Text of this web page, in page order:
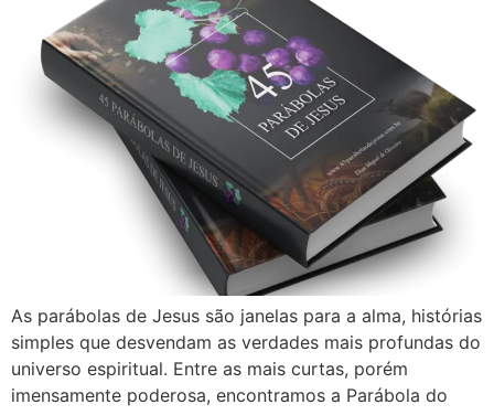
As parábolas de Jesus são janelas para a alma, histórias
simples que desvendam as verdades mais profundas do
universo espiritual. Entre as mais curtas, porém
imensamente poderosa, encontramos a Parábola do